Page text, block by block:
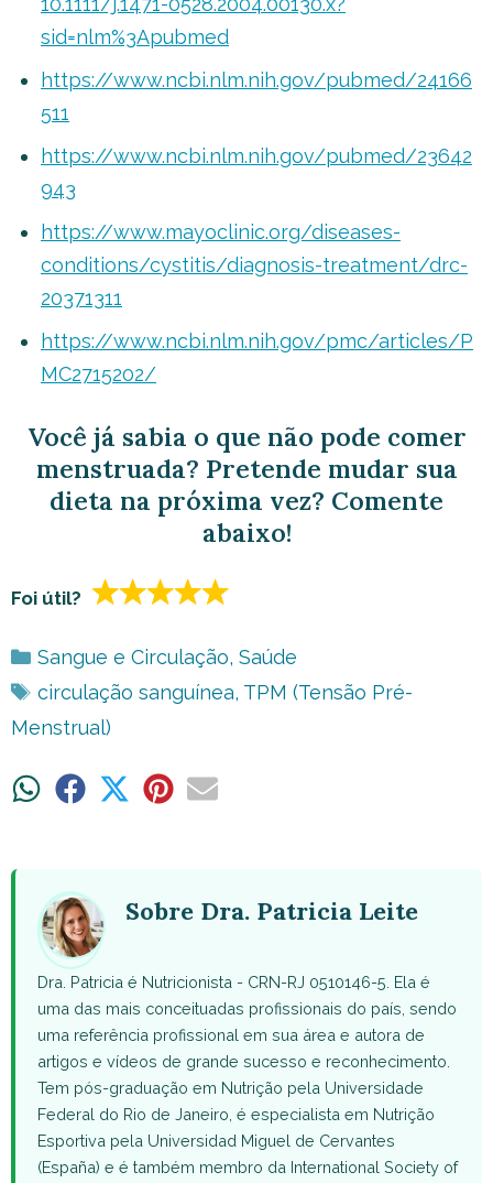
sid=nlm%3Apubmed
https://www.ncbi.nlm.nih.gov/pubmed/24166
511
https://www.ncbi.nlm.nih.gov/pubmed/23642
943
https://www.mayoclinic.org/diseases-
conditions/cystitis/diagnosis-treatment/drc-
20371311
https://www.ncbi.nlm.nih.gov/pmc/articles/P
MC2715202/
Você já sabia o que não pode comer
menstruada? Pretende mudar sua
dieta na próxima vez? Comente
abaixo!
Foi útil?
Categorias
Sangue e Circulação, Saúde
Tags
circulação sanguínea, TPM (Tensão Pré-
Menstrual)
ShareShare ShareShareShare
Sobre Dra. Patricia Leite
Dra. Patricia é Nutricionista - CRN-RJ 0510146-5. Ela é
uma das mais conceituadas profissionais do país, sendo
uma referência profissional em sua área e autora de
artigos e vídeos de grande sucesso e reconhecimento.
Tem pós-graduação em Nutrição pela Universidade
Federal do Rio de Janeiro, é especialista em Nutrição
Esportiva pela Universidad Miguel de Cervantes
(España) e é também membro da International Society of